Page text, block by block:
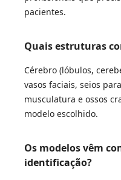
pacientes.
Quais estruturas
Cérebro (lóbulos,
vasos faciais, seios
musculatura e ossos
modelo escolhido.
Os modelos vêm
identificação?